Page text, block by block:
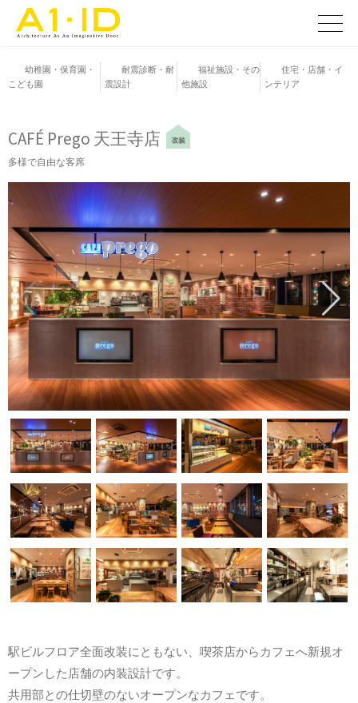
ツ
ス
キ
ッ
メ
ー
幼稚園・保育園・
こども園
耐震診断・耐
震設計
福祉施設・その
他施設
住宅・店舗・イ
ンテリア
CAFÉ Prego 天王寺店
多様で自由な客席
駅ビルフロア全面改装にともない、喫茶店からカフェへ新規オ
ープンした店舗の内装設計です。
共用部との仕切壁のないオープンなカフェです。